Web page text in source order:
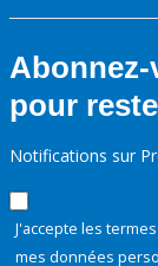
pour
Notifications sur
J'accepte les
mes données